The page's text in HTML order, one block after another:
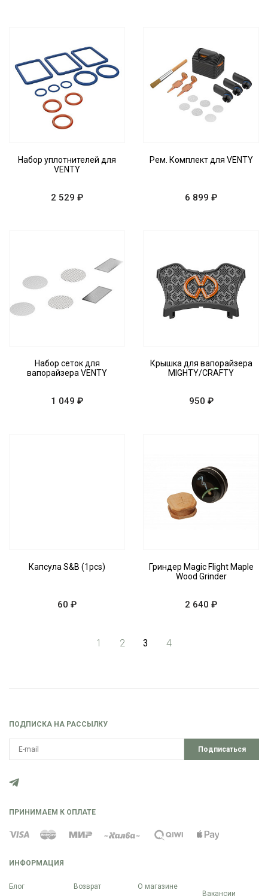
Набор уплотнителей для
VENTY
2 529 ₽
Рем. Комплект для VENTY
6 899 ₽
Набор сеток для
вапорайзера VENTY
1 049 ₽
Крышка для вапорайзера
MIGHTY/CRAFTY
950 ₽
Капсула S&B (1pcs)
60 ₽
Гриндер Magic Flight Maple
Wood Grinder
2 640 ₽
1 2 3 4
ИНФОРМАЦИЯ
Блог Возврат
О магазине
Вакансии
ПОДПИСКА НА РАССЫЛКУ
Подписаться
ПРИНИМАЕМ К ОПЛАТЕ